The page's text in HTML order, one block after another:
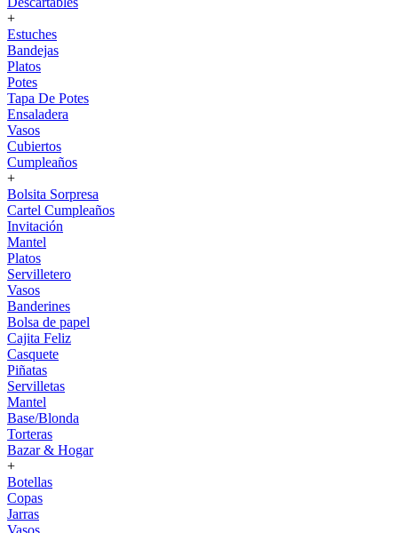
+
Estuches
Bandejas
Platos
Potes
Tapa De Potes
Ensaladera
Vasos
Cubiertos
Cumpleaños
+
Bolsita Sorpresa
Cartel Cumpleaños
Invitación
Mantel
Platos
Servilletero
Vasos
Banderines
Bolsa de papel
Cajita Feliz
Casquete
Piñatas
Servilletas
Mantel
Base/Blonda
Torteras
Bazar & Hogar
+
Botellas
Copas
Jarras
Vasos